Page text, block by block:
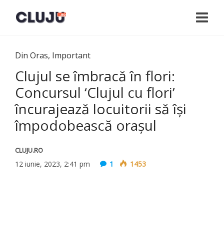
Din Oras, Important
Clujul se îmbracă în flori:
Concursul ‘Clujul cu flori’
încurajează locuitorii să își
împodobească orașul
CLUJU.RO
12 iunie, 2023, 2:41 pm 1 1453